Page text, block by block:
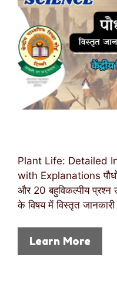
Plant Life: Detailed
with Explanations
और 20 बहुविकल्पीय प्रश्न
के विषय में विस्तृत
Learn More